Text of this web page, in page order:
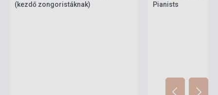
(kezdő zongoristáknak)
Pianists